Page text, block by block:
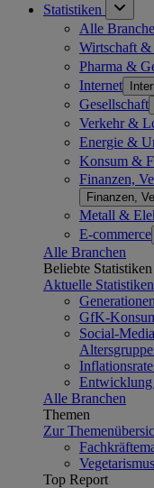
Statistiken
Alle
Wirtschaft
Pharma &
Internet
Gesellschaft
Verkehr &
Energie &
Konsum &
Finanzen,
Finanzen,
Metall &
E-commerce
Alle Branchen
Beliebte Statistiken
Aktuelle Statistiken
GfK-
Social-
Entwicklung
Alle Branchen
Themen
Zur
Top Report